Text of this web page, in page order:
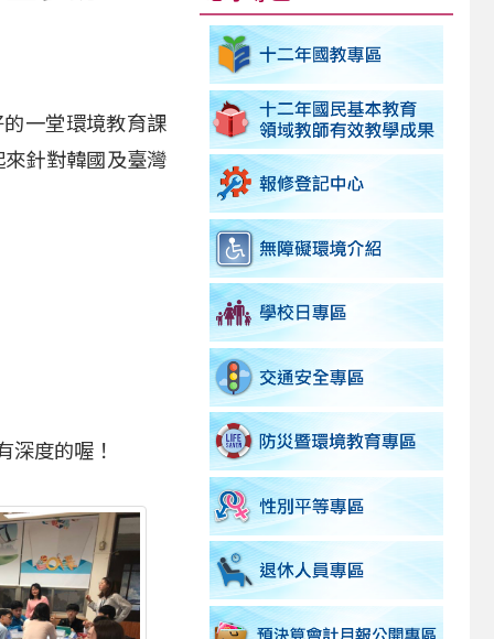
一堂環境教育課
針對韓國及臺灣
深度的喔！